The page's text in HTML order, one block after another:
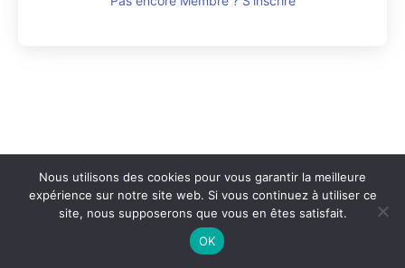
Copyright © 2026 LE SERSOU | Conception Dom Ban
Nous utilisons des cookies pour vous garantir la meilleure
expérience sur notre site web. Si vous continuez à utiliser ce
site, nous supposerons que vous en êtes satisfait.
OK